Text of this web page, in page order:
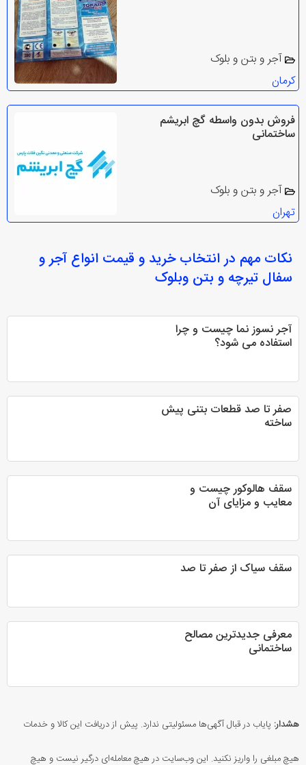
آجر و بتن و بلوک
کرمان
فروش بدون واسطه گچ ابریشم
ساختمانی
آجر و بتن و بلوک
تهران
نکات مهم در انتخابخرید و قیمت انواع آجر و
سفال تیرچه و بتن وبلوک
آجر نسوز نما چیست و چرا
استفاده می شود؟
صفر تا صد قطعات بتنی پیش
ساخته
سقف هالوکور چیست و
معایب و مزایای آن
سقف سیاک از صفر تا صد
معرفی جدیدترین مصالح
ساختمانی
هشدار: پایاب در قبال آگهی‌ها مسئولیتی ندارد. پیش از دریافت این کالا و خدمات
هیچ مبلغی را واریز نکنید. این وب‌سایت در هیچ معامله‌ای درگیر نیست و هیچ